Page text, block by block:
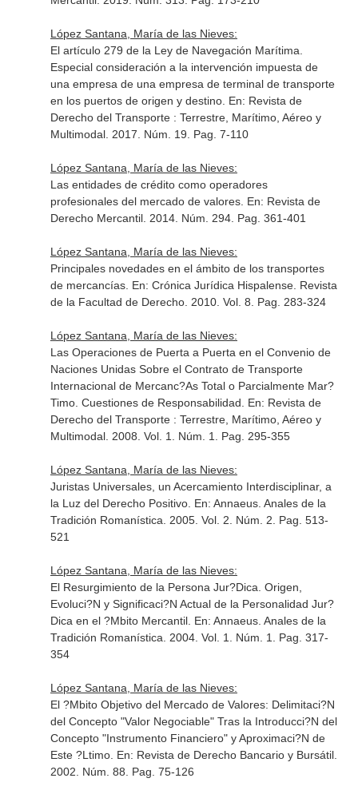
López Santana, María de las Nieves:
El artículo 279 de la Ley de Navegación Marítima.
Especial consideración a la intervención impuesta de
una empresa de una empresa de terminal de transporte
en los puertos de origen y destino. En: Revista de
Derecho del Transporte : Terrestre, Marítimo, Aéreo y
Multimodal. 2017. Núm. 19. Pag. 7-110
López Santana, María de las Nieves:
Las entidades de crédito como operadores
profesionales del mercado de valores. En: Revista de
Derecho Mercantil. 2014. Núm. 294. Pag. 361-401
López Santana, María de las Nieves:
Principales novedades en el ámbito de los transportes
de mercancías. En: Crónica Jurídica Hispalense. Revista
de la Facultad de Derecho. 2010. Vol. 8. Pag. 283-324
López Santana, María de las Nieves:
Las Operaciones de Puerta a Puerta en el Convenio de
Naciones Unidas Sobre el Contrato de Transporte
Internacional de Mercanc?As Total o Parcialmente Mar?
Timo. Cuestiones de Responsabilidad. En: Revista de
Derecho del Transporte : Terrestre, Marítimo, Aéreo y
Multimodal. 2008. Vol. 1. Núm. 1. Pag. 295-355
López Santana, María de las Nieves:
Juristas Universales, un Acercamiento Interdisciplinar, a
la Luz del Derecho Positivo. En: Annaeus. Anales de la
Tradición Romanística . 2005. Vol. 2. Núm. 2. Pag. 513-
521
López Santana, María de las Nieves:
El Resurgimiento de la Persona Jur?Dica. Origen,
Evoluci?N y Significaci?N Actual de la Personalidad Jur?
Dica en el ?Mbito Mercantil. En: Annaeus. Anales de la
Tradición Romanística . 2004. Vol. 1. Núm. 1. Pag. 317-
354
López Santana, María de las Nieves:
El ?Mbito Objetivo del Mercado de Valores: Delimitaci?N
del Concepto "Valor Negociable" Tras la Introducci?N del
Concepto "Instrumento Financiero" y Aproximaci?N de
Este ?Ltimo. En: Revista de Derecho Bancario y Bursátil.
2002. Núm. 88. Pag. 75-126